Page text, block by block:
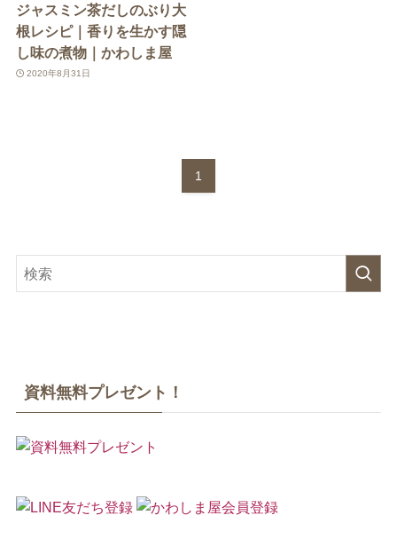
ジャスミン茶だしのぶり大
根レシピ｜香りを生かす隠
し味の煮物｜かわしま屋
2020年8月31日
1
資料無料プレゼント！